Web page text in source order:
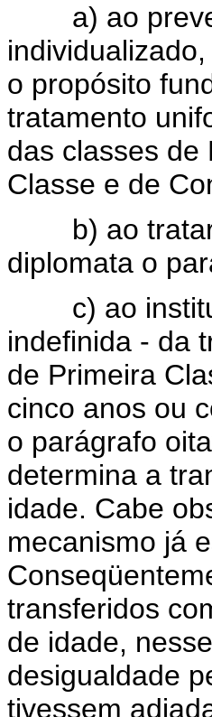
a) ao prever
o propósito
tratamento
das classes de
Classe e de
b) ao tratar
diplomata o
c) ao instituir
indefinida - da
de Primeira
cinco anos ou
o parágrafo
determina a
idade. Cabe
mecanismo já
transferidos
de idade,
desigualdade
tivessem